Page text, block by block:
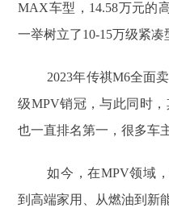
MAX车型，14.58万元的
一举树立了10-15万级紧凑
2023年传祺M6全面
级MPV销冠，与此同时
也一直排名第一，很多车
如今，在MPV领域
到高端家用、从燃油到新